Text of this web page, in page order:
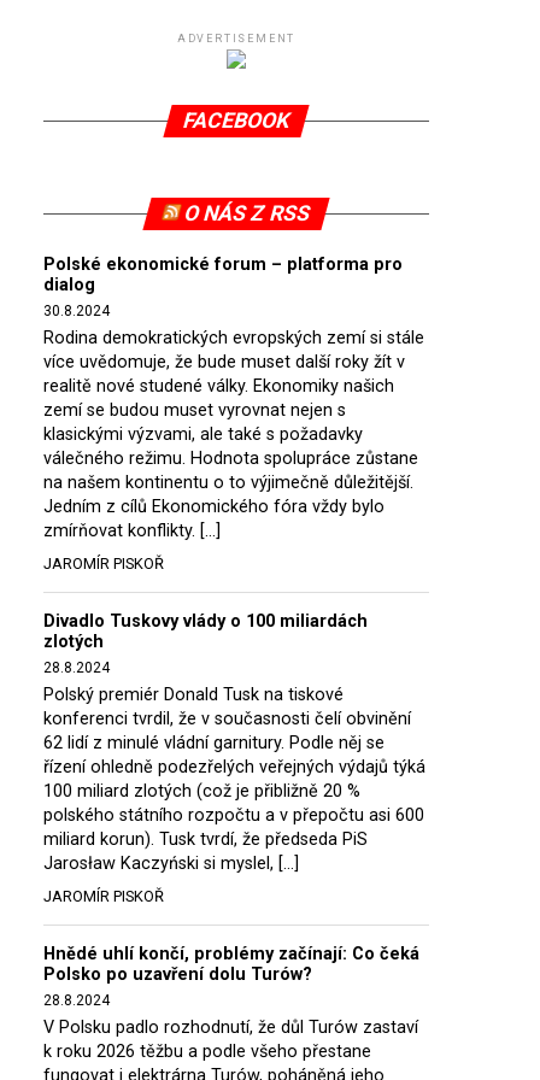
ADVERTISEMENT
FACEBOOK
O NÁS Z RSS
Polské ekonomické forum – platforma pro
dialog
30.8.2024
Rodina demokratických evropských zemí si stále
více uvědomuje, že bude muset další roky žít v
realitě nové studené války. Ekonomiky našich
zemí se budou muset vyrovnat nejen s
klasickými výzvami, ale také s požadavky
válečného režimu. Hodnota spolupráce zůstane
na našem kontinentu o to výjimečně důležitější.
Jedním z cílů Ekonomického fóra vždy bylo
zmírňovat konflikty. […]
JAROMÍR PISKOŘ
Divadlo Tuskovy vlády o 100 miliardách
zlotých
28.8.2024
Polský premiér Donald Tusk na tiskové
konferenci tvrdil, že v současnosti čelí obvinění
62 lidí z minulé vládní garnitury. Podle něj se
řízení ohledně podezřelých veřejných výdajů týká
100 miliard zlotých (což je přibližně 20 %
polského státního rozpočtu a v přepočtu asi 600
miliard korun). Tusk tvrdí, že předseda PiS
Jarosław Kaczyński si myslel, […]
JAROMÍR PISKOŘ
Hnědé uhlí končí, problémy začínají: Co čeká
Polsko po uzavření dolu Turów?
28.8.2024
V Polsku padlo rozhodnutí, že důl Turów zastaví
k roku 2026 těžbu a podle všeho přestane
fungovat i elektrárna Turów, poháněná jeho